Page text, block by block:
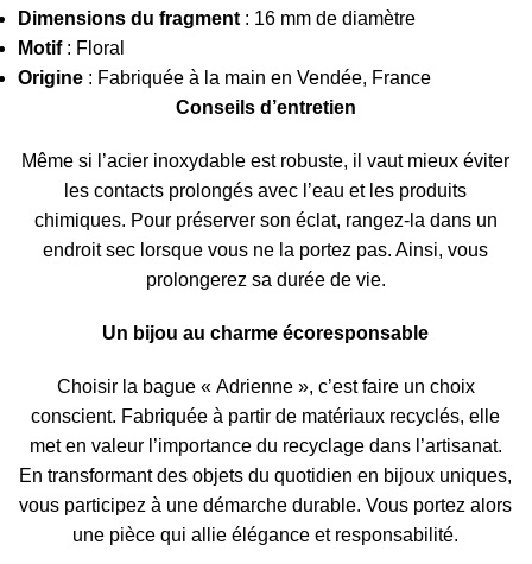
Dimensions du fragment : 16 mm de diamètre
Motif: Floral
Origine : Fabriquée à la main en Vendée, France
Conseils d’entretien
Même si l’acier inoxydable est robuste, il vaut mieux éviter
les contacts prolongés avec l’eau et les produits
chimiques. Pour préserver son éclat, rangez-la dans un
endroit sec lorsque vous ne la portez pas. Ainsi, vous
prolongerez sa durée de vie.
Un bijou au charme écoresponsable
Choisir la bague « Adrienne », c’est faire un choix
conscient. Fabriquée à partir de matériaux recyclés, elle
met en valeur l’importance du recyclage dans l’artisanat.
En transformant des objets du quotidien en bijoux uniques,
vous participez à une démarche durable. Vous portez alors
une pièce qui allie élégance et responsabilité.